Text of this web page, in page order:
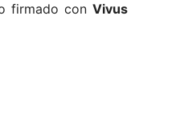
firmado conVivus